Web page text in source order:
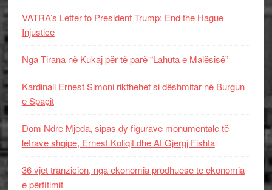
VATRA’s Letter to President Trump: End the Hague
Injustice
Nga Tirana në Kukaj për të parë “Lahuta e Malësisë”
Kardinali Ernest Simoni rikthehet si dëshmitar në Burgun
e Spaçit
Dom Ndre Mjeda, sipas dy figurave monumentale të
letrave shqipe, Ernest Koliqit dhe At Gjergj Fishta
36 vjet tranzicion, nga ekonomia prodhuese te ekonomia
e përfitimit